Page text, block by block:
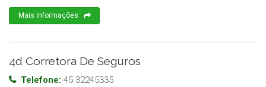
Mais Informações
4d Corretora De Seguros
Telefone: 45 32245335